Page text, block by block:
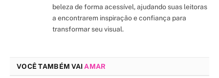
beleza de forma acessível, ajudando suas leitoras
a encontrarem inspiração e confiança para
transformar seu visual.
VOCÊ TAMBÉM VAI AMAR